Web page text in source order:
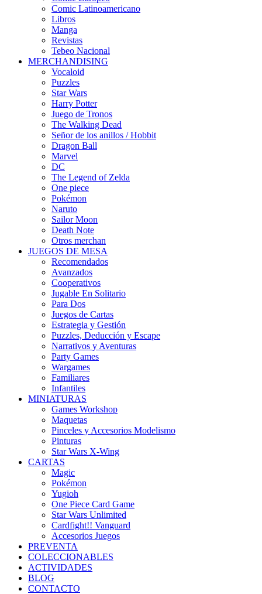
Comic Latinoamericano
Libros
Manga
Revistas
Tebeo Nacional
MERCHANDISING
Vocaloid
Puzzles
Star Wars
Harry Potter
Juego de Tronos
The Walking Dead
Señor de los anillos / Hobbit
Dragon Ball
Marvel
DC
The Legend of Zelda
One piece
Pokémon
Naruto
Sailor Moon
Death Note
Otros merchan
JUEGOS DE MESA
Recomendados
Avanzados
Cooperativos
Jugable En Solitario
Para Dos
Juegos de Cartas
Estrategia y Gestión
Puzzles, Deducción y Escape
Narrativos y Aventuras
Party Games
Wargames
Familiares
Infantiles
MINIATURAS
Games Workshop
Maquetas
Pinceles y Accesorios Modelismo
Pinturas
Star Wars X-Wing
CARTAS
Magic
Pokémon
Yugioh
One Piece Card Game
Star Wars Unlimited
Cardfight!! Vanguard
Accesorios Juegos
PREVENTA
COLECCIONABLES
ACTIVIDADES
BLOG
CONTACTO